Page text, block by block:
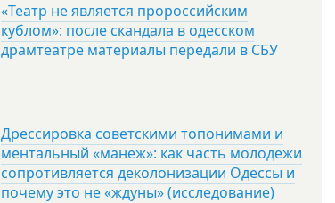
«Театр не является пророссийским
кублом»: после скандала в одесском
драмтеатре материалы передали в СБУ
Дрессировка советскими топонимами и
ментальный «манеж»: как часть молодежи
сопротивляется деколонизации Одессы и
почему это не «ждуны» (исследование)